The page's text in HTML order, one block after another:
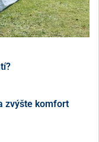
zvýšte komfort